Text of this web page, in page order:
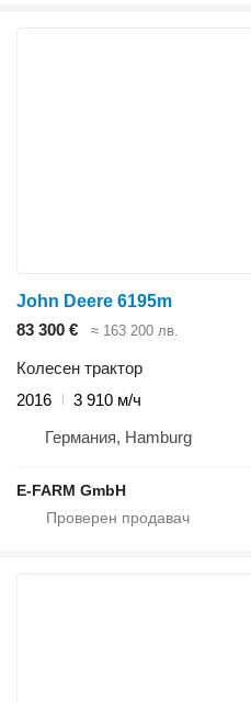
John Deere 6195m
83 300 €
≈ 163 200 лв.
Колесен трактор
2016
3 910 м/ч
Германия, Hamburg
E-FARM GmbH